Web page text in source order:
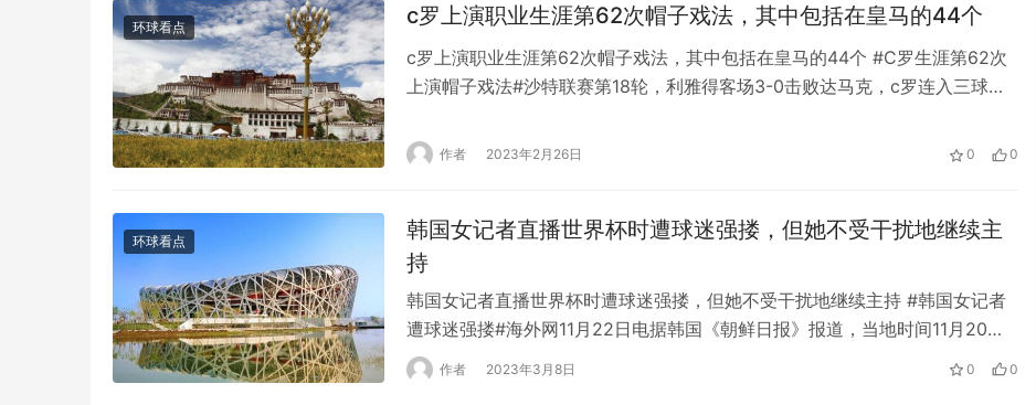
环球看点 c罗上演职业生涯第62次帽子戏法，其中包括在皇马的44个
c罗上演职业生涯第62次帽子戏法，其中包括在皇马的44个 #C罗生涯第62次
上演帽子戏法#沙特联赛第18轮，利雅得客场3-0击败达马克，c罗连入三球完
账号@SC_ESPN在推特上写道:“克里斯蒂亚诺罗纳尔多再次上演帽子戏法，这
作者 2023年2月26日 0 0
环球看点
韩国女记者直播世界杯时遭球迷强搂，但她不受干扰地继续主
持
韩国女记者直播世界杯时遭球迷强搂，但她不受干扰地继续主持 #韩国女记者
遭球迷强搂#海外网11月22日电据韩国《朝鲜日报》报道，当地时间11月20
日，韩国KBS电视台女记者郑一秀在卡塔尔报道世界杯直播时，遭到外国球迷
作者 2023年3月8日 0 0